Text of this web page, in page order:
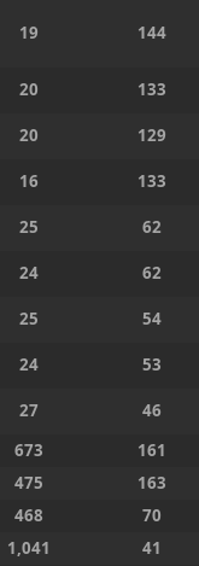
19 144
20
133
20
129
16
133
25
62
24
62
25
54
24
53
27
46
673
161
475
163
468
70
1,041
41